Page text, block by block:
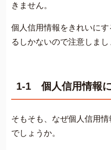
きません。
個人信用情報をきれいに
るしかないので注意しまし
1-1 個人信用情報
そもそも、なぜ個人信用
でしょうか。